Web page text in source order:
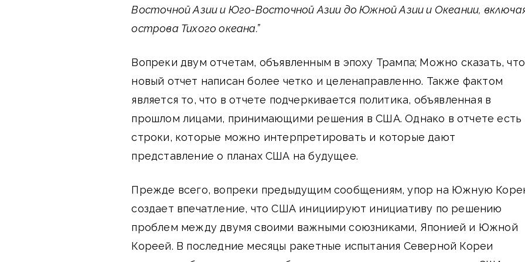
Восточной Азии и Юго-Восточной Азии до Южной Азии и Океании,
острова Тихого океана.”
Вопреки двум отчетам, объявленным в эпоху Трампа; Можно сказать, что
новый отчет написан более четко и целенаправленно. Также фактом
является то, что в отчете подчеркивается политика, объявленная в
прошлом лицами, принимающими решения в США. Однако в отчете есть
строки, которые можно интерпретировать и которые дают
представление о планах США на будущее.
Прежде всего, вопреки предыдущим сообщениям, упор на Южную
создает впечатление, что США инициируют инициативу по решению
проблем между двумя своими важными союзниками, Японией и Южной
Кореей. В последние месяцы ракетные испытания Северной Кореи